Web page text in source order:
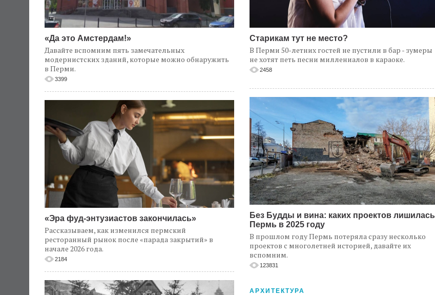
«Да это Амстердам!»
Давайте вспомним пять замечательных
модернистских зданий, которые можно обнаружить
в Перми.
3399
«Эра фуд-энтузиастов закончилась»
Рассказываем, как изменился пермский
ресторанный рынок после «парада закрытий» в
начале 2026 года.
2184
Старикам тут не место?
В Перми 50-летних гостей не пустили в бар - зумеры
не хотят петь песни миллениалов в караоке.
2458
Без Будды и вина: каких проектов лишилась
Пермь в 2025 году
В прошлом году Пермь потеряла сразу несколько
проектов с многолетней историей, давайте их
вспомним.
123831
АРХИТЕКТУРА